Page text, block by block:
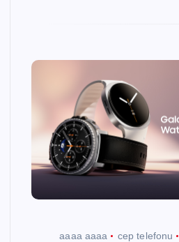
aaaa aaaa cep telefonu